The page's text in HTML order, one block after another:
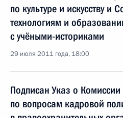
по культуре и искусству и
технологиям и
с учёными-историками
29 июля 2011 года, 18:00
Подписан Указ о
по вопросам кадровой